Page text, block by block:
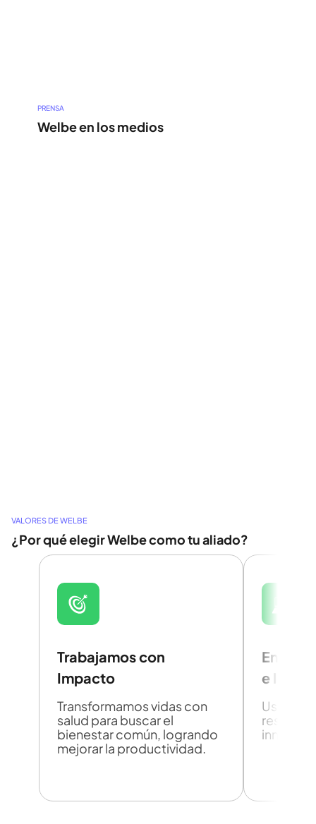
PRENSA
Welbe en los medios
VALORES DE WELBE
¿Por qué elegir Welbe como tu aliado?
Trabajamos con
Impacto
Transformamos vidas con
salud para buscar el
bienestar común, logrando
mejorar la productividad.
e
Usamos
innovar